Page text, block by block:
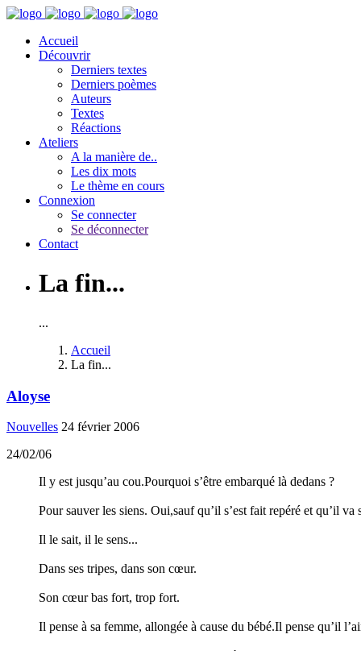
Accueil
Découvrir
Derniers textes
Derniers poèmes
Auteurs
Textes
Réactions
Ateliers
A la manière de..
Les dix mots
Le thème en cours
Connexion
Se connecter
Se déconnecter
Contact
La fin...
...
Accueil
La fin...
Aloyse
Nouvelles 24 février 2006
24/02/06
Il y est jusqu’au cou.Pourquoi s’être embarqué là dedans ?
Pour sauver les siens. Oui,sauf qu’il s’est fait repéré et qu’il va
Il le sait, il le sens...
Dans ses tripes, dans son cœur.
Son cœur bas fort, trop fort.
Il pense à sa femme, allongée à cause du bébé.Il pense qu’il